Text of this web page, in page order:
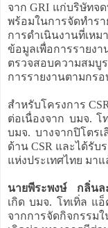
จาก GRI แก่บริษัทจ
พร้อมในการจัดทำร
การดำเนินงานที่เ
ข้อมูลเพื่อการราย
ตรวจสอบความสม
การรายงานตามกรอ
สำหรับโครงการ
ต่อเนื่องจาก บมจ.
บมจ. บางจากปิโตร
ด้าน CSR และได้รับ
แห่งประเทศไทย มา
นายพีระพงษ์ กลิ่นล
เกิด บมจ. โทเทิ่ล แ
จากการจัดกิจกรรม